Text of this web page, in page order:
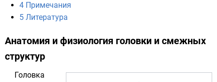
4 Примечания
5 Литература
Анатомия и физиология головки и смежных
структур
Головка